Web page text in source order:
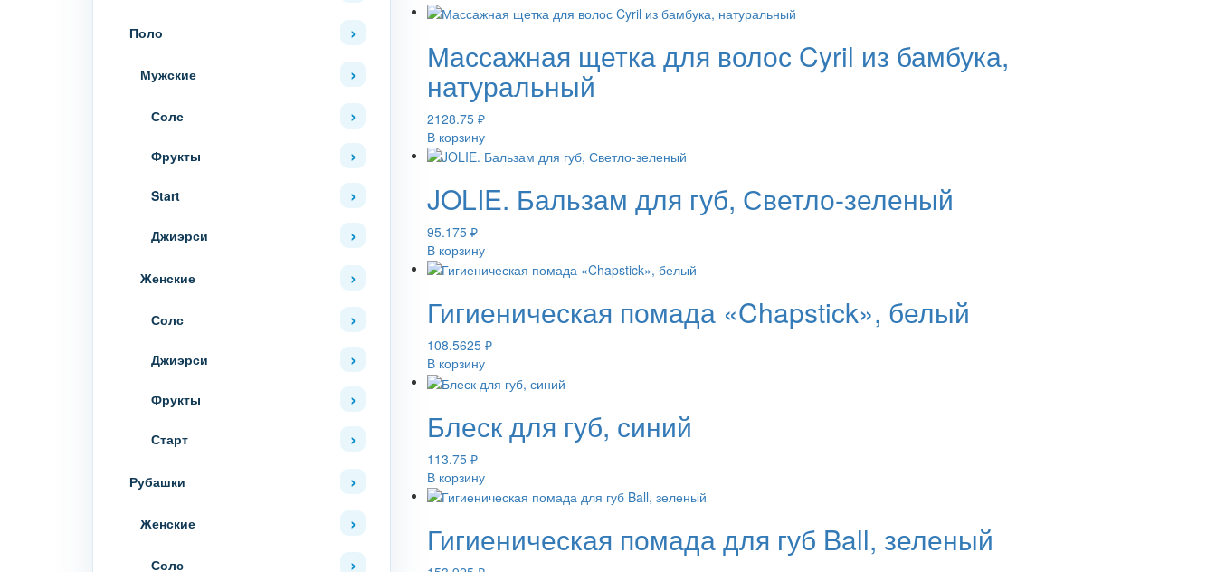
Поло
Мужские
Солс
Фрукты
Start
Джиэрси
Женские
Солс
Джиэрси
Фрукты
Старт
Рубашки
Женские
Солс
Массажная щетка для волос Cyril из бамбука,
натуральный
2128.75 ₽
В корзину
JOLIE. Бальзам для губ, Светло-зеленый
95.175 ₽
В корзину
Гигиеническая помада «Chapstick», белый
108.5625 ₽
В корзину
Блеск для губ, синий
113.75 ₽
В корзину
Гигиеническая помада для губ Ball, зеленый